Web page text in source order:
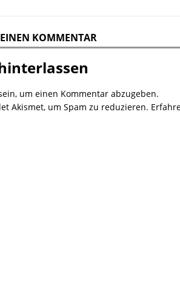
EINEN KOMMENTAR
um einen Kommentar abzugeben.
Akismet, um Spam zu reduzieren.